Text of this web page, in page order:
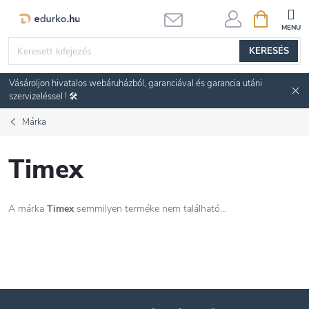
KERESÉS
KOSÁR
Vásároljon hivatalos webáruházból, garanciával és garancia utáni
szervizeléssel ! 🛠️
Márka
Timex
A márka Timexsemmilyen terméke nem található...